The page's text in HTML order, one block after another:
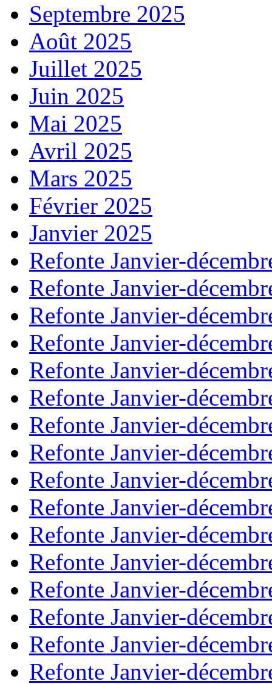
Septembre 2025
Août 2025
Juillet 2025
Juin 2025
Mai 2025
Avril 2025
Mars 2025
Février 2025
Janvier 2025
Refonte Janvier-
Refonte Janvier-
Refonte Janvier-
Refonte Janvier-
Refonte Janvier-
Refonte Janvier-
Refonte Janvier-
Refonte Janvier-
Refonte Janvier-
Refonte Janvier-
Refonte Janvier-
Refonte Janvier-
Refonte Janvier-
Refonte Janvier-
Refonte Janvier-
Refonte Janvier-